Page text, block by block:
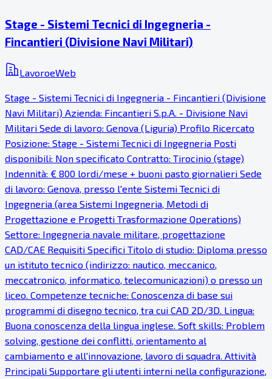
Stage - Sistemi Tecnici di Ingegneria -
Fincantieri (Divisione Navi Militari)
LavoroeWeb
Stage - Sistemi Tecnici di Ingegneria - Fincantieri (Divisione
Navi Militari) Azienda: Fincantieri S.p.A. - Divisione Navi
Militari Sede di lavoro: Genova (Liguria) Profilo Ricercato
Posizione: Stage - Sistemi Tecnici di Ingegneria Posti
disponibili: Non specificato Contratto: Tirocinio (stage)
Indennità: € 800 lordi/mese + buoni pasto giornalieri Sede
di lavoro: Genova, presso l'ente Sistemi Tecnici di
Ingegneria (area Sistemi Ingegneria, Metodi di
Progettazione e Progetti Trasformazione Operations)
Settore: Ingegneria navale militare, progettazione
CAD/CAE Requisiti Specifici Titolo di studio: Diploma presso
un istituto tecnico (indirizzo: nautico, meccanico,
meccatronico, informatico, telecomunicazioni) o presso un
liceo. Competenze tecniche: Conoscenza di base sui
programmi di disegno tecnico, tra cui CAD 2D/3D. Lingua:
Buona conoscenza della lingua inglese. Soft skills: Problem
solving, gestione dei conflitti, orientamento al
cambiamento e all'innovazione, lavoro di squadra. Attività
Principali Supportare gli utenti interni nella configurazione,